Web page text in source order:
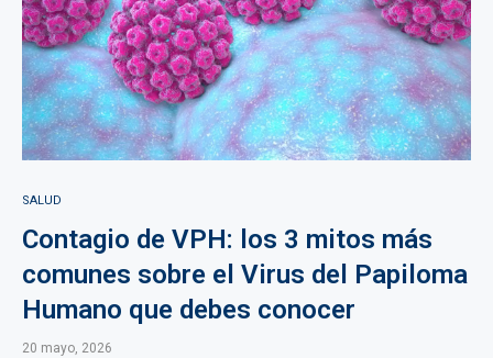
SALUD
Contagio de VPH: los 3 mitos más
comunes sobre el Virus del Papiloma
Humano que debes conocer
20 mayo, 2026